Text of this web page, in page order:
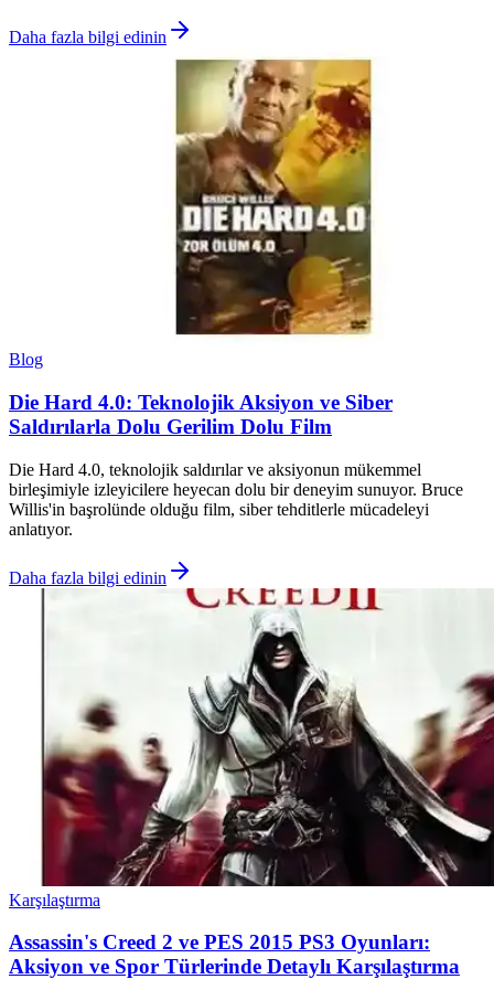
Daha fazla bilgi edinin
Blog
Die Hard 4.0: Teknolojik Aksiyon ve Siber
Saldırılarla Dolu Gerilim Dolu Film
Die Hard 4.0, teknolojik saldırılar ve aksiyonun mükemmel
birleşimiyle izleyicilere heyecan dolu bir deneyim sunuyor. Bruce
Willis'in başrolünde olduğu film, siber tehditlerle mücadeleyi
anlatıyor.
Daha fazla bilgi edinin
Karşılaştırma
Assassin's Creed 2 ve PES 2015 PS3 Oyunları:
Aksiyon ve Spor Türlerinde Detaylı Karşılaştırma